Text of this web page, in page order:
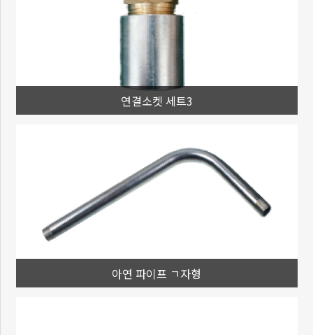
연결소켓 세트3
아연 파이프 ㄱ자형